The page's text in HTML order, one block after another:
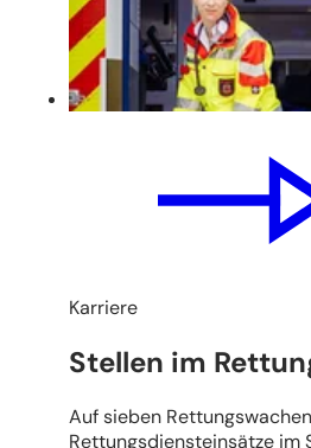
Karriere
Stellen im
Auf sieben
Rettungsdiensteinsätze im